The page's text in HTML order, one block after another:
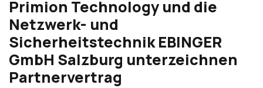
Primion Technology und die
Netzwerk- und
Sicherheitstechnik EBINGER
GmbH Salzburg unterzeichnen
Partnervertrag